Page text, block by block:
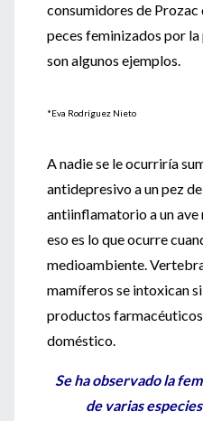
consumidores de Prozac
peces feminizados por
son algunos ejemplos.
*Eva Rodríguez Nieto
A nadie se le ocurriría
antidepresivo a un pez
antiinflamatorio a un ave
eso es lo que ocurre
medioambiente.
mamíferos se intoxican si
productos farmacéuticos
doméstico.
Se ha observado la
de varias